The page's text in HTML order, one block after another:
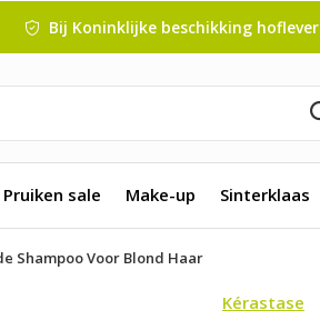
Pruiken sale Make-up Sinterklaas
Bij Koninklijke beschikking hofleverancier
Shampoo Voor Blond Haar
Kérastase